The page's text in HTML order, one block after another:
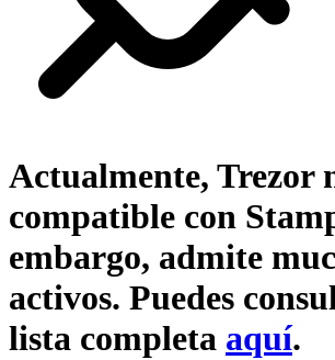
Actualmente, Trezor
compatible con
embargo, admite
activos. Puedes
lista completa aquí.